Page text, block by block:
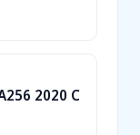
2020 C